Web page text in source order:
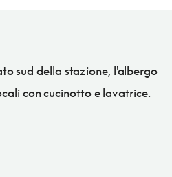
sud della stazione, l'albergo
con cucinotto e lavatrice.